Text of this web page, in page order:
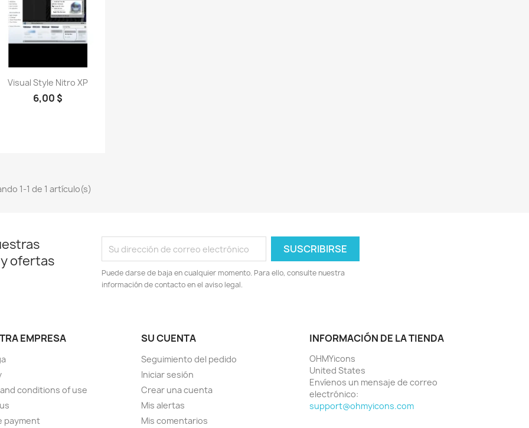
Vista rápida
Visual Style Nitro XP
6,00 $
1-1 de 1 artículo(s)
ofertas
Puede darse de baja en cualquier momento. Para ello, consulte nuestra
información de contacto en el aviso legal.
EMPRESA
conditions of use
payment
SU CUENTA
Seguimiento del pedido
Iniciar sesión
Crear una cuenta
Mis alertas
Mis comentarios
INFORMACIÓN DE LA TIENDA
OHMYicons
United States
Envíenos un mensaje de correo
electrónico:
support@ohmyicons.com